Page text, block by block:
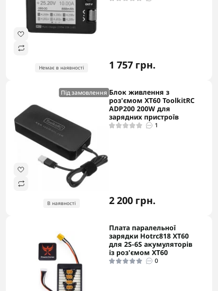
Немає в наявності 1 757 грн.
Під замовлення
В наявності
Блок живлення з
роз'ємом ХТ60 ToolkitRC
ADP200 200W для
зарядних пристроїв
1
2 200 грн.
Плата паралельної
зарядки Hotrc818 XT60
для 2S-6S акумуляторів
із роз'ємом XT60
0